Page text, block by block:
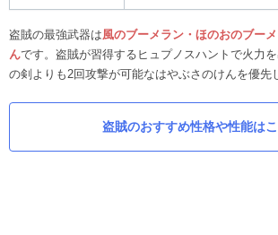
盗賊の最強武器は風のブーメラン・ほのおのブー
んです。盗賊が習得するヒュプノスハントで火力
の剣よりも2回攻撃が可能なはやぶさのけんを優先
盗賊のおすすめ性格や性能は